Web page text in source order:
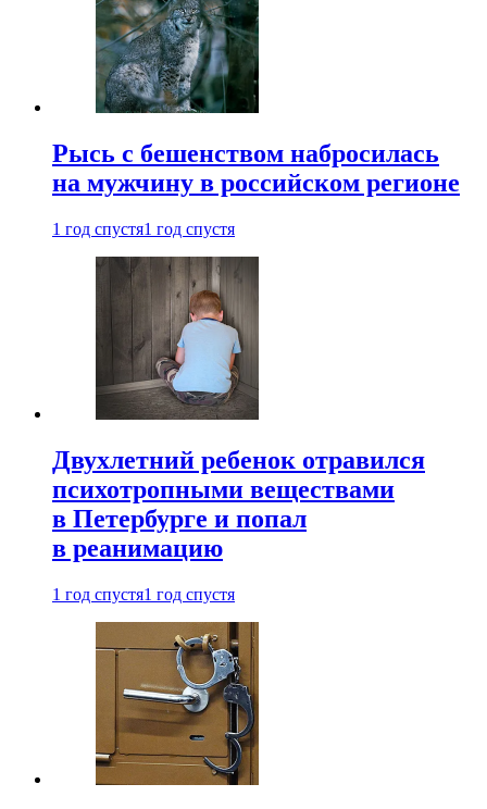
Рысь с бешенством набросилась
на мужчину в российском регионе
1 год спустя1 год спустя
Двухлетний ребенок отравился
психотропными веществами
в Петербурге и попал
в реанимацию
1 год спустя1 год спустя